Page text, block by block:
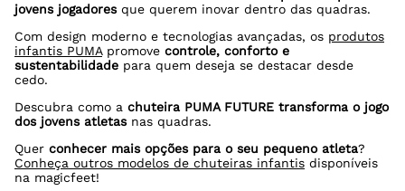
jovens jogadoresque querem inovar dentro das quadras.
Com design moderno e tecnologias avançadas, os produtos
infantis PUMApromove controle, conforto e
sustentabilidade para quem deseja se destacar desde
cedo.
Descubra como a chuteira PUMA FUTURE transforma o jogo
dos jovens atletasnas quadras.
Quer conhecer mais opções para o seu pequeno atleta?
Conheça outros modelos de chuteiras infantis disponíveis
na magicfeet!